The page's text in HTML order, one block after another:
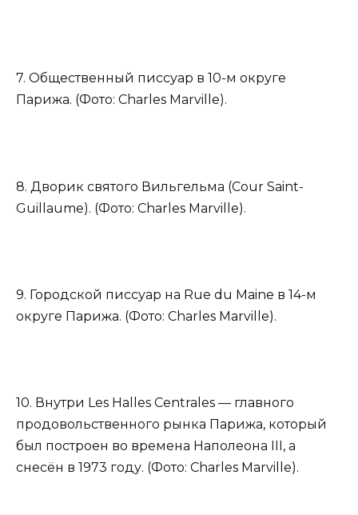
7. Общественный писсуар в 10-м округе
Парижа. (Фото: Charles Marville).
8. Дворик святого Вильгельма (Cour Saint-
Guillaume). (Фото: Charles Marville).
9. Городской писсуар на Rue du Maine в 14-м
округе Парижа. (Фото: Charles Marville).
10. Внутри Les Halles Centrales — главного
продовольственного рынка Парижа, который
был построен во времена Наполеона III, а
снесён в 1973 году. (Фото: Charles Marville).